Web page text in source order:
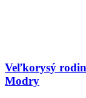
Veľkorysý
Modry